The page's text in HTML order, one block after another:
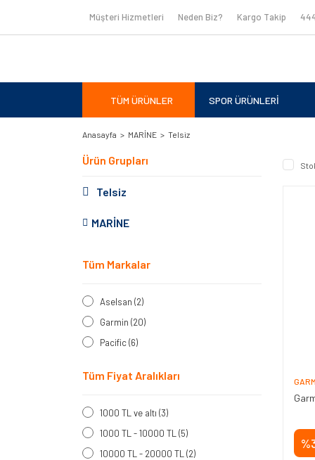
Müşteri Hizmetleri Neden Biz? Kargo Takip
TÜM ÜRÜNLER SPOR ÜRÜNLERİ
Anasayfa MARİNE Telsiz
Ürün Grupları
Telsiz
MARİNE
Tüm Markalar
Aselsan (2)
Garmin (20)
Pacific (6)
Tüm Fiyat Aralıkları
1000 TL ve altı (3)
1000 TL - 10000 TL (5)
10000 TL - 20000 TL (2)